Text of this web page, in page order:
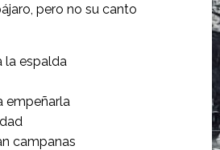
pero no su canto
la espalda
empeñarla
campanas